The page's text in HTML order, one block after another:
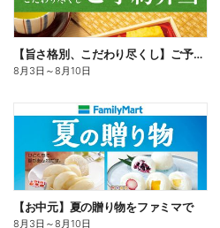
【旨さ格別、こだわり尽くし】ご予約弁当
8月3日 ～8月10日
【お中元】夏の贈り物をファミマで
8月3日 ～8月10日